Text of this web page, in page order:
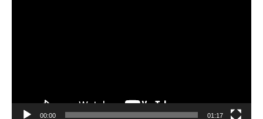
00:00 01:17